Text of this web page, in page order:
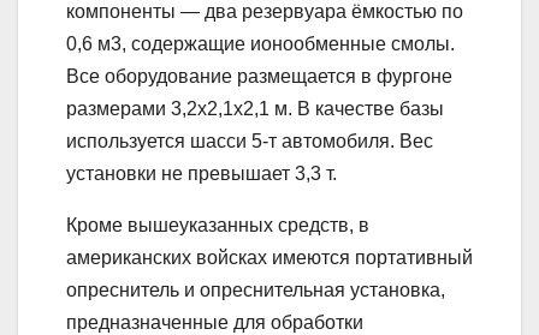
компоненты — два резервуара ёмкостью по
0,6 м3, содержащие ионообменные смолы.
Все оборудование размещается в фургоне
размерами 3,2х2,1х2,1 м. В качестве базы
используется шасси 5-т автомобиля. Вес
установки не превышает 3,3 т.
Кроме вышеуказанных средств, в
американских войсках имеются портативный
опреснитель и опреснительная установка,
предназначенные для обработки